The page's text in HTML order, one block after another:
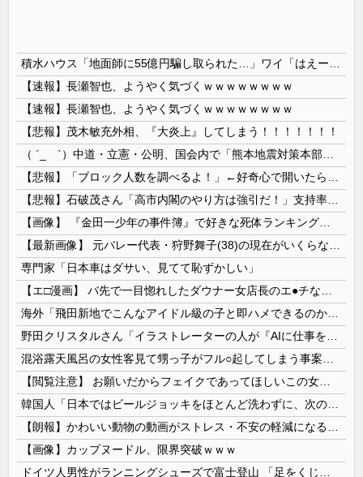
【速報】長瀬智也、ようやく気づくｗｗｗｗｗｗｗｗ
【速報】長瀬智也、ようやく気づくｗｗｗｗｗｗｗｗ
【悲報】茂木敏充外相、『大炎上』してしまう！！！！！！！
専門家「日本車はダサい、見てて恥ずかしい」
【画像】カップヌードル、限界突破ｗｗｗ